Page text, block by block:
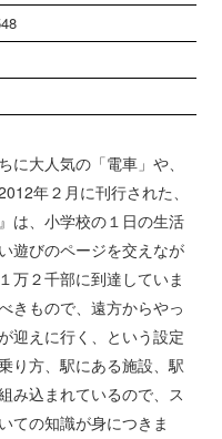
大人気の「電車」や、
年２月に刊行された、
は、小学校の１日の生活
遊びのページを交えなが
万２千部に到達していま
きもので、遠方からやっ
迎えに行く、という設定
り方、駅にある施設、駅
み込まれているので、ス
ての知識が身につきま